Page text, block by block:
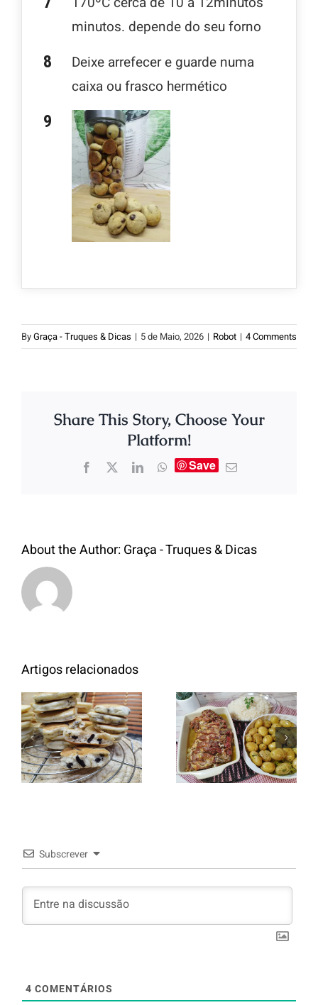
minutos. depende do seu forno
Deixe arrefecer e guarde numa
caixa ou frasco hermético
ByGraça - Truques & Dicas | 5 de Maio, 2026 | Robot | 4 Comments
Share This Story, Choose Your
Platform!
Save
About the Author:Graça - Truques & Dicas
Artigos relacionados
Panquecas
com Oreo
Entrecosto
italiano c/
batata a
murro e
Subscrever
4 COMENTÁRIOS